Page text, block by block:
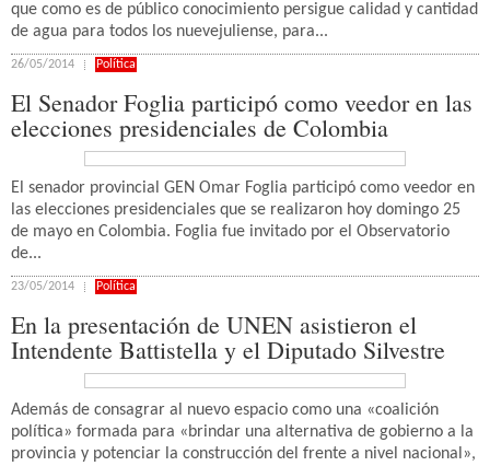
que como es de público conocimiento persigue calidad y cantidad
de agua para todos los nuevejuliense, para...
26/05/2014 Política
El Senador Foglia participó como veedor en las
elecciones presidenciales de Colombia
El senador provincial GEN Omar Foglia participó como veedor en
las elecciones presidenciales que se realizaron hoy domingo 25
de mayo en Colombia. Foglia fue invitado por el Observatorio
de...
23/05/2014 Política
En la presentación de UNEN asistieron el
Intendente Battistella y el Diputado Silvestre
Además de consagrar al nuevo espacio como una «coalición
política» formada para «brindar una alternativa de gobierno a la
provincia y potenciar la construcción del frente a nivel nacional»,